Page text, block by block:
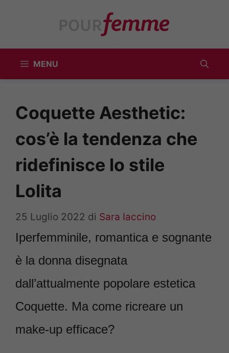
MENU
Coquette Aesthetic:
cos’è la tendenza che
ridefinisce lo stile
Lolita
25 Luglio 2022 di Sara Iaccino
Iperfemminile, romantica e sognante
è la donna disegnata
dall’attualmente popolare estetica
Coquette. Ma come ricreare un
make-up efficace?